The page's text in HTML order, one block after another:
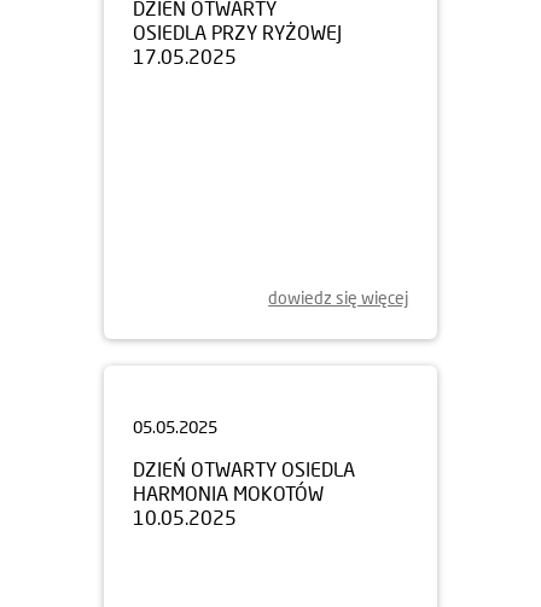
17.05.2025
dowiedz się więcej
DZIEŃ OTWARTY OSIEDLA
HARMONIA MOKOTÓW
10.05.2025